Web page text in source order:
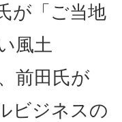
が「ご当地
風土
前田氏が
ビジネスの